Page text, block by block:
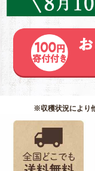
※収穫状況により